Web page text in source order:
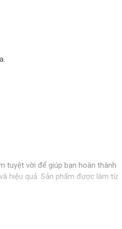
tuyệt vời để giúp bạn hoàn thành
hiệu quả. Sản phẩm được làm từ